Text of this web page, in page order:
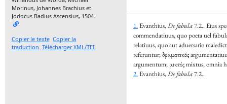
Morinus, Johannes Brachius et
Jodocus Badius Ascensius, 1504.
Copier le texte Copier la
traduction Télécharger XML/TEI
1.Evanthius,De fabula7.2.. Eius
commendatiuus, quo poeta uel fabula
relatiuus, quo aut aduersario
referuntur; δραματικός
argumentum; μικτός mixtus, omnia
2.Evanthius,De fabula7.2..